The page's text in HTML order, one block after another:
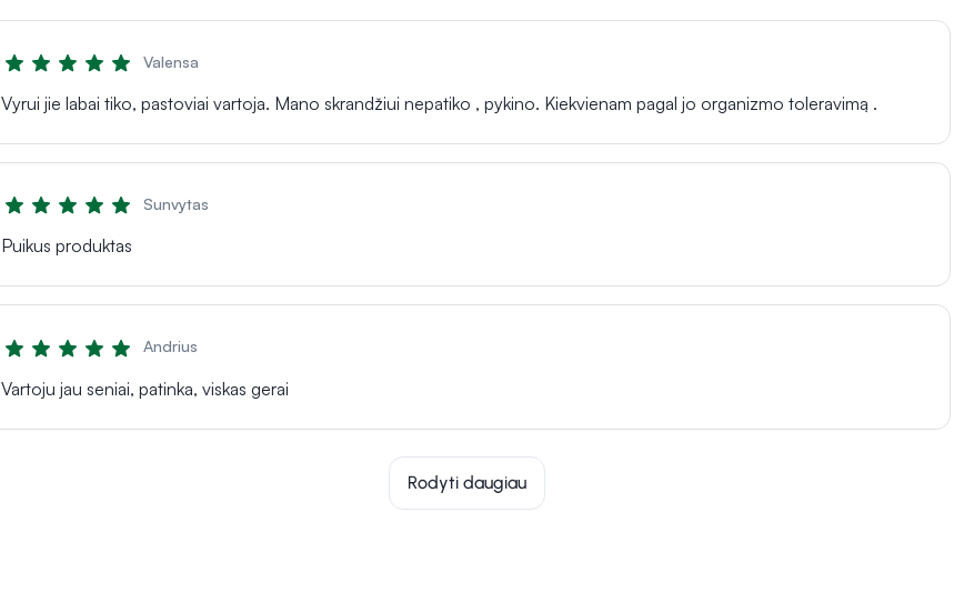
Valensa
Vyrui jie labai tiko, pastoviai vartoja. Mano skrandžiui nepatiko , pykino. Kiekvienam pagal jo organizmo toleravimą .
Sunvytas
Puikus produktas
Andrius
Vartoju jau seniai, patinka, viskas gerai
Rodyti daugiau